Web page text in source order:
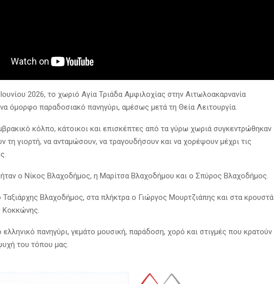
2026, το χωριό Αγία Τριάδα Αμφιλοχίας στην Αιτωλοακαρνανία
όμορφο παραδοσιακό πανηγύρι, αμέσως μετά τη Θεία Λειτουργία.
κόλπο, κάτοικοι και επισκέπτες από τα γύρω χωριά συγκεντρώθηκαν
τη γιορτή, να ανταμώσουν, να τραγουδήσουν και να χορέψουν μέχρι τις
ο Νίκος Βλαχοδήμος, η Μαρίτσα Βλαχοδήμου και ο Σπύρος Βλαχοδήμος.
Ταξιάρχης Βλαχοδήμος, στα πλήκτρα ο Γιώργος Μουρτζιάπης και στα κρουστά
Κοκκώνης.
ελληνικό πανηγύρι, γεμάτο μουσική, παράδοση, χορό και στιγμές που κρατούν
του τόπου μας.